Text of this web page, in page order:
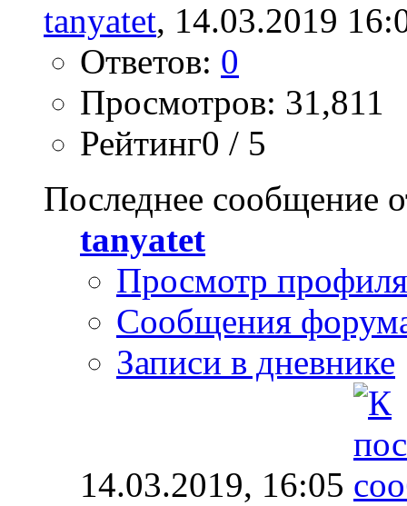
tanyatet, 14.03.2019
Ответов: 0
Просмотров: 31,811
Рейтинг0 / 5
Последнее сообщение
tanyatet
Просмотр профиля
Сообщения
Записи в дневнике
14.03.2019, 16:05